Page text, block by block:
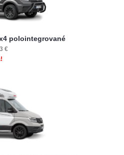
polointegrované
€